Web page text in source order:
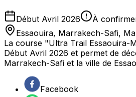
Début Avril 2026
À
Essaouira, Marrakech-Safi,
La course "Ultra Trail Essaouira-
Début Avril 2026 et permet de
Marrakech-Safi et la ville de
Facebook